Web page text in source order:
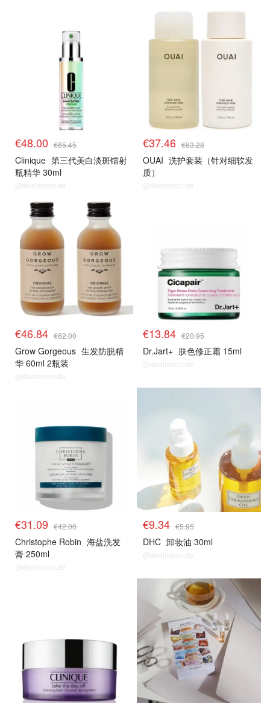
€48.00 €65.45
Clinique 第三代美白淡斑镭射
瓶精华 30ml
@dealmoon.de
€37.46 €63.28
OUAI 洗护套装（针对细软发
质）
@dealmoon.de
€46.84 €62.00
Grow Gorgeous 生发防脱精
华 60ml 2瓶装
@dealmoon.de
€13.84 €20.95
Dr.Jart+ 肤色修正霜 15ml
@dealmoon.de
€31.09 €42.00
Christophe Robin 海盐洗发
膏 250ml
@dealmoon.de
€9.34 €5.95
DHC 卸妆油 30ml
@dealmoon.de